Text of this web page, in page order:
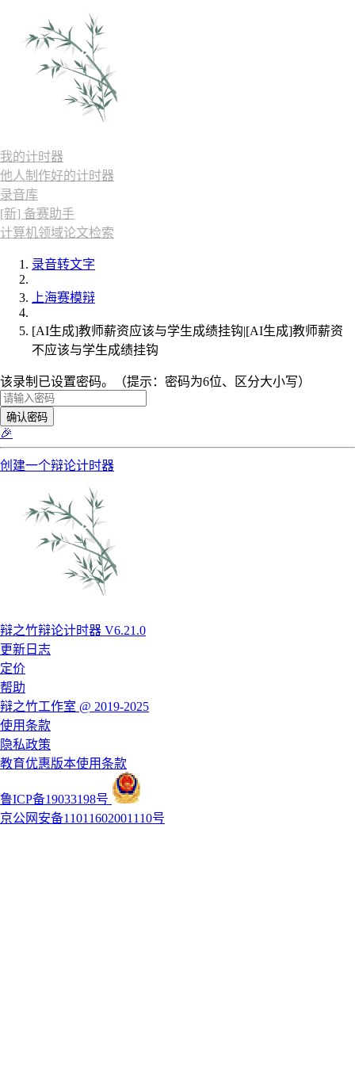
我的计时器
他人制作好的计时器
录音库
[新] 备赛助手
计算机领域论文检索
录音转文字
上海赛模辩
[AI生成]教师薪资应该与学生成绩挂钩|[AI生成]教师薪资
不应该与学生成绩挂钩
该录制已设置密码。（提示：密码为6位、区分大小写）
确认密码
🎉
创建一个辩论计时器
辩之竹辩论计时器 V6.21.0
更新日志
定价
帮助
辩之竹工作室 @ 2019-2025
使用条款
隐私政策
教育优惠版本使用条款
鲁ICP备19033198号
京公网安备11011602001110号